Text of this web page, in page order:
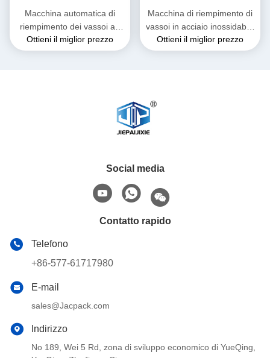
Macchina automatica di
riempimento dei vassoi ad
alta velocità per il cibo
istantaneo
Ottieni il miglior prezzo
Macchina di riempimento di
vassoi in acciaio inossidabile
304 per salsa in secchioni
Ottieni il miglior prezzo
Social media
Contatto rapido
Telefono
+86-577-61717980
E-mail
sales@Jacpack.com
Indirizzo
No 189, Wei 5 Rd, zona di sviluppo economico di YueQing,